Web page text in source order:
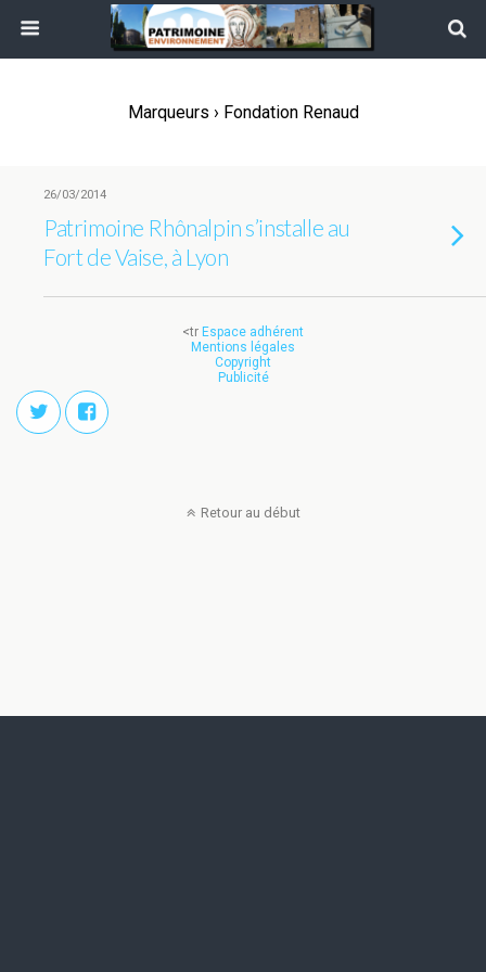
Marqueurs › Fondation Renaud
26/03/2014
Patrimoine Rhônalpin s’installe au
Fort de Vaise, à Lyon
<tr Espace adhérent
Mentions légales
Copyright
Publicité
Retour au début